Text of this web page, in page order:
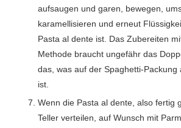
aufsaugen und garen, bewegen,
karamellisieren und erneut
Pasta al dente ist. Das Zubereiten
Methode braucht ungefähr das
das, was auf der Spaghetti-Packung
ist.
Wenn die Pasta al dente, also fertig gegart ist, Pasta auf
Teller verteilen, auf Wunsch mit